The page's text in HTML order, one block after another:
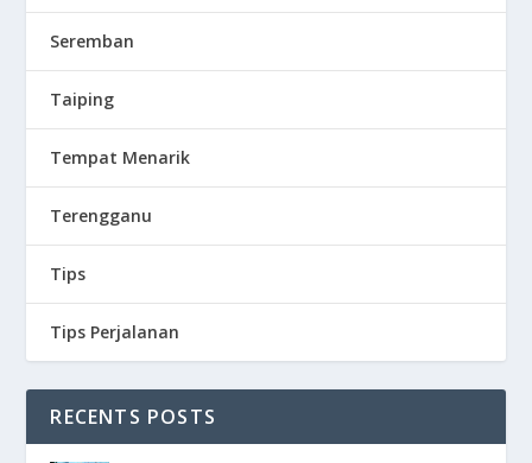
Seremban
Taiping
Tempat Menarik
Terengganu
Tips
Tips Perjalanan
RECENTS POSTS